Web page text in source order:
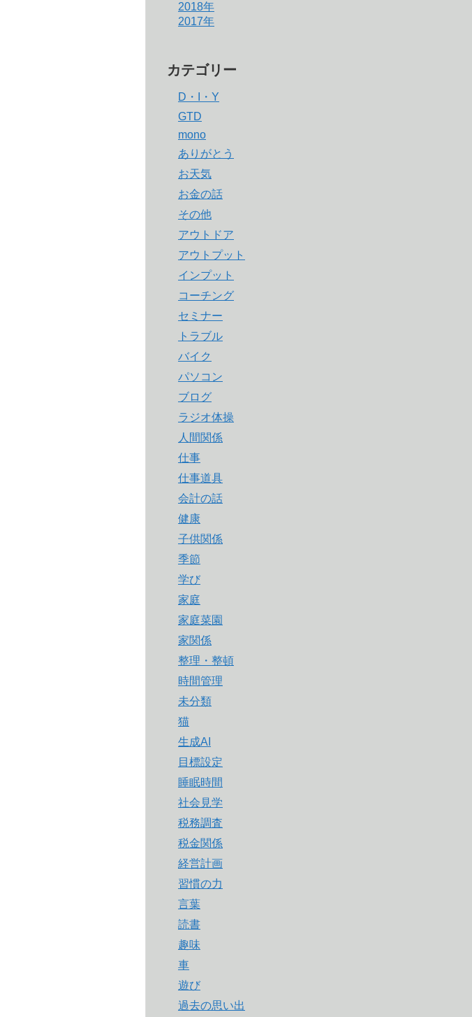
2018年
2017年
カテゴリー
D・I・Y
GTD
mono
ありがとう
お天気
お金の話
その他
アウトドア
アウトプット
インプット
コーチング
セミナー
トラブル
バイク
パソコン
ブログ
ラジオ体操
人間関係
仕事
仕事道具
会計の話
健康
子供関係
季節
学び
家庭
家庭菜園
家関係
整理・整頓
時間管理
未分類
猫
生成AI
目標設定
睡眠時間
社会見学
税務調査
税金関係
経営計画
習慣の力
言葉
読書
趣味
車
遊び
過去の思い出